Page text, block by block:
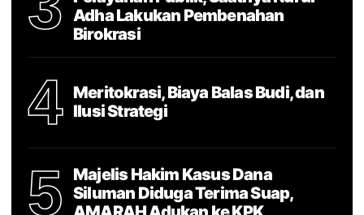
Adha Lakukan Pembenahan
Birokrasi
4
Meritokrasi, Biaya Balas Budi, dan
Ilusi Strategi
5
Majelis Hakim Kasus Dana
Siluman Diduga Terima Suap,